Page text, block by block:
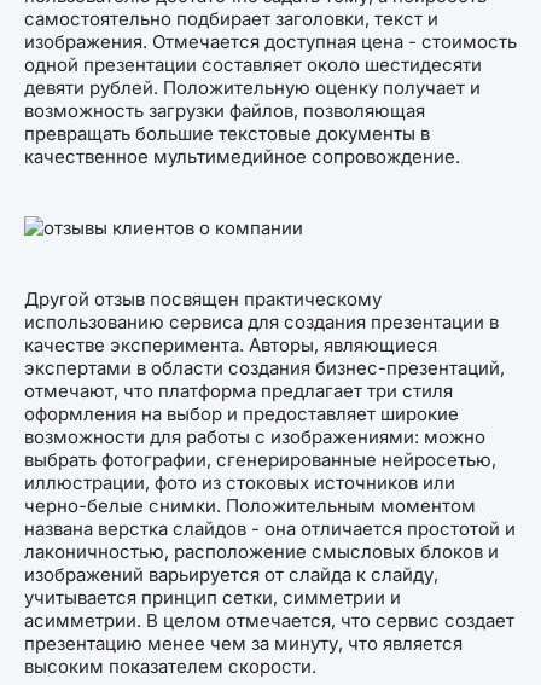
самостоятельно подбирает заголовки, текст и
изображения. Отмечается доступная цена - стоимость
одной презентации составляет около шестидесяти
девяти рублей. Положительную оценку получает и
возможность загрузки файлов, позволяющая
превращать большие текстовые документы в
качественное мультимедийное сопровождение.
Другой отзыв посвящен практическому
использованию сервиса для создания презентации в
качестве эксперимента. Авторы, являющиеся
экспертами в области создания бизнес-презентаций,
отмечают, что платформа предлагает три стиля
оформления на выбор и предоставляет широкие
возможности для работы с изображениями: можно
выбрать фотографии, сгенерированные нейросетью,
иллюстрации, фото из стоковых источников или
черно-белые снимки. Положительным моментом
названа верстка слайдов - она отличается простотой и
лаконичностью, расположение смысловых блоков и
изображений варьируется от слайда к слайду,
учитывается принцип сетки, симметрии и
асимметрии. В целом отмечается, что сервис создает
презентацию менее чем за минуту, что является
высоким показателем скорости.